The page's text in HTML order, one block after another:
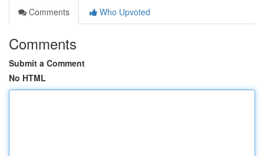
Comments
Who Upvoted
Comments
Submit a Comment
No HTML